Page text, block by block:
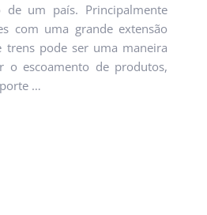
de um país. Principalmente
com uma grande extensão
pode ser uma maneira
o escoamento de produtos,
…